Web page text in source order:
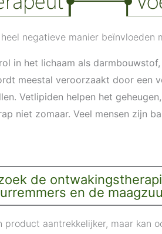
negatieve manier beïnvloeden
in het lichaam als
meestal veroorzaakt door een
Vetlipiden helpen het
niet zomaar. Veel mensen zijn
de
en de
aantrekkelijker, maar kan